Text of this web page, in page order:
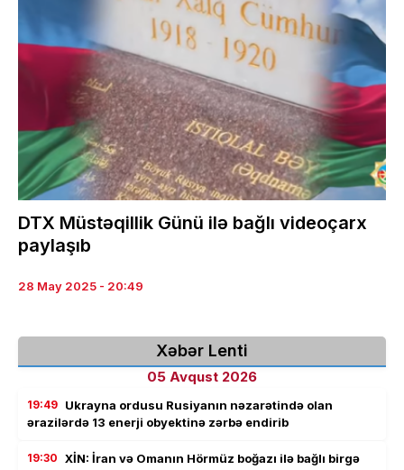
DTX Müstəqillik Günü ilə bağlı videoçarx
paylaşıb
28 May 2025 - 20:49
Xəbər Lenti
05 Avqust 2026
19:49 Ukrayna ordusu Rusiyanın nəzarətində olan
ərazilərdə 13 enerji obyektinə zərbə endirib
19:30 XİN: İran və Omanın Hörmüz boğazı ilə bağlı birgə